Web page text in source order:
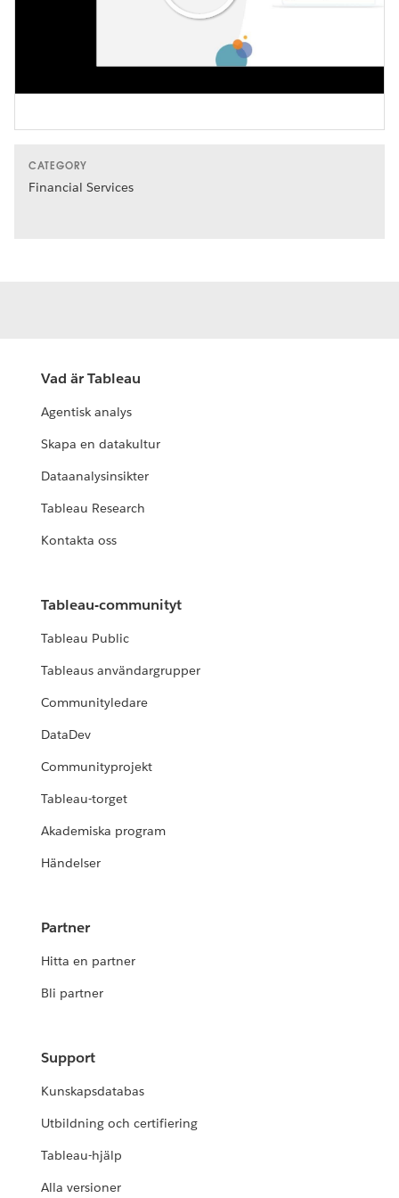
Play
Video
CATEGORY
Financial Services
Vad är Tableau
Agentisk analys
Skapa en datakultur
Dataanalysinsikter
Tableau Research
Kontakta oss
Tableau-communityt
Tableau Public
Tableaus användargrupper
Communityledare
DataDev
Communityprojekt
Tableau-torget
Akademiska program
Händelser
Partner
Hitta en partner
Bli partner
Support
Kunskapsdatabas
Utbildning och certifiering
Tableau-hjälp
Alla versioner